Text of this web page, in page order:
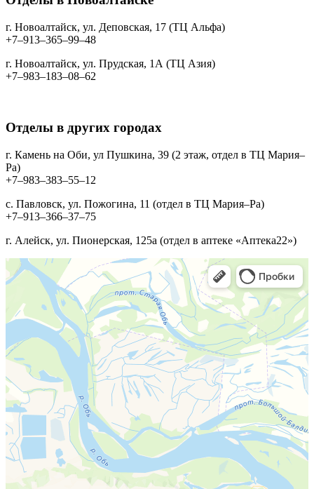
г. Новоалтайск, ул. Деповская, 17 (ТЦ Альфа)
+7‒913‒365‒99‒48
г. Новоалтайск, ул. Прудская, 1А (ТЦ Азия)
+7‒983‒183‒08‒62
Отделы в других городах
г. Камень на Оби, ул Пушкина, 39 (2 этаж, отдел в ТЦ Мария–
Ра)
+7‒983‒383‒55‒12
с. Павловск, ул. Пожогина, 11 (отдел в ТЦ Мария–Ра)
+7‒913‒366‒37‒75
г. Алейск, ул. Пионерская, 125а (отдел в аптеке «Аптека22»)